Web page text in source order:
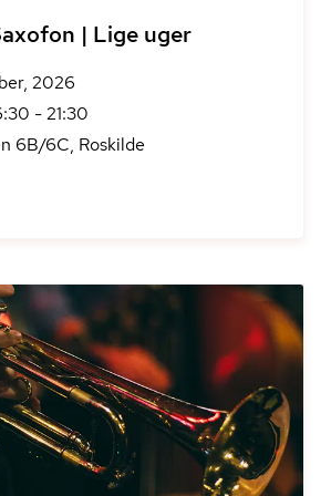
| Lige uger
2026
- 21:30
6B/6C, Roskilde